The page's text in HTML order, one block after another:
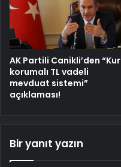
AK Partili Canikli’den “Kur
korumalı TL vadeli
mevduat sistemi”
açıklaması!
Bir yanıt yazın